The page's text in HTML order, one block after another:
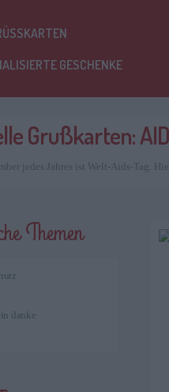
GESCHENKE
Grußkarten:
jedes Jahres ist Welt-Aids-Tag.
Themen
danke